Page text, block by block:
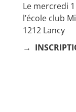
Le mercredi
l’école club
1212 Lancy
→